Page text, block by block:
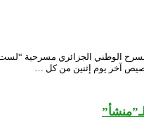
آخر يوم إثنين من كل …